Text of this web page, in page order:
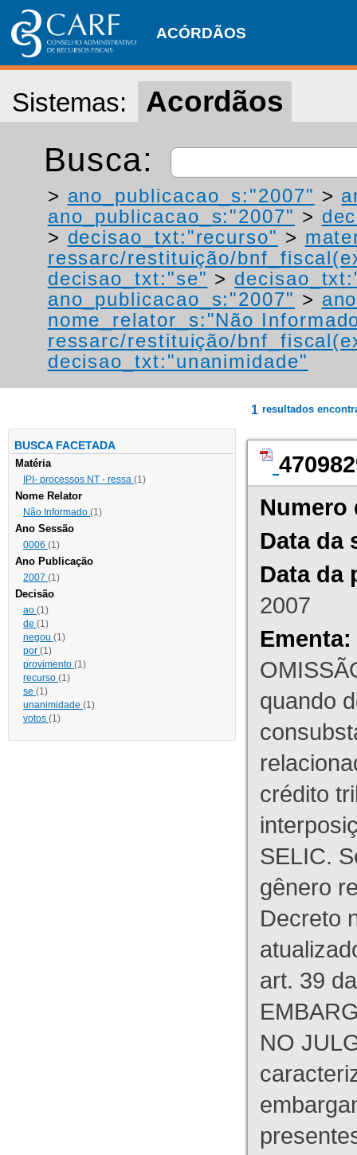
ACÓRDÃOS
Sistemas: Acordãos
Busca:
> ano_publicacao_s:"2007" >
ano_publicacao_s:"2007" >
> decisao_txt:"recurso" >
ressarc/restituição/
decisao_txt:"se" >
ano_publicacao_s:"2007" >
nome_relator_s:"Não
ressarc/restituição/
decisao_txt:"unanimidade"
BUSCA FACETADA
Matéria
IPI- processos NT - ressa (1)
Nome Relator
Não Informado (1)
Ano Sessão
0006 (1)
Ano Publicação
2007 (1)
Decisão
ao (1)
de (1)
negou (1)
por (1)
provimento (1)
recurso (1)
se (1)
unanimidade (1)
votos (1)
1 resultados
Numero
Data da
Data da
2007
Ementa:
quando
crédito
SELIC.
gênero
Decreto
art. 39
NO